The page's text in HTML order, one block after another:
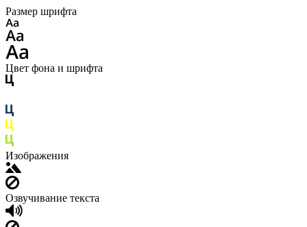
Размер шрифта
Цвет фона и шрифта
Изображения
Озвучивание текста